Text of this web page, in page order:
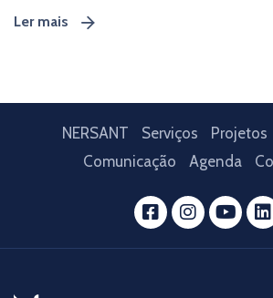
enquanto território: ambição
Ler mais
NERSANT Serviços Projetos
Comunicação
Agenda